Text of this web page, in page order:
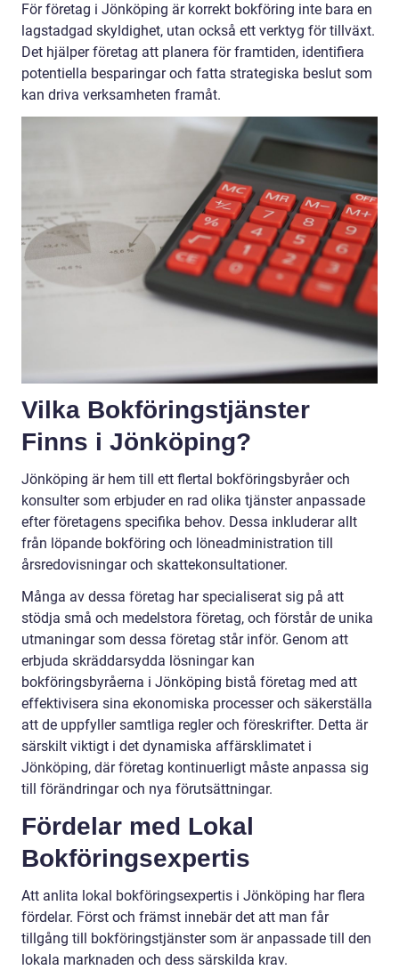
För företag i Jönköping är korrekt bokföring inte bara en
lagstadgad skyldighet, utan också ett verktyg för tillväxt.
Det hjälper företag att planera för framtiden, identifiera
potentiella besparingar och fatta strategiska beslut som
kan driva verksamheten framåt.
Vilka Bokföringstjänster
Finns i Jönköping?
Jönköping är hem till ett flertal bokföringsbyråer och
konsulter som erbjuder en rad olika tjänster anpassade
efter företagens specifika behov. Dessa inkluderar allt
från löpande bokföring och löneadministration till
årsredovisningar och skattekonsultationer.
Många av dessa företag har specialiserat sig på att
stödja små och medelstora företag, och förstår de unika
utmaningar som dessa företag står inför. Genom att
erbjuda skräddarsydda lösningar kan
bokföringsbyråerna i Jönköping bistå företag med att
effektivisera sina ekonomiska processer och säkerställa
att de uppfyller samtliga regler och föreskrifter. Detta är
särskilt viktigt i det dynamiska affärsklimatet i
Jönköping, där företag kontinuerligt måste anpassa sig
till förändringar och nya förutsättningar.
Fördelar med Lokal
Bokföringsexpertis
Att anlita lokal bokföringsexpertis i Jönköping har flera
fördelar. Först och främst innebär det att man får
tillgång till bokföringstjänster som är anpassade till den
lokala marknaden och dess särskilda krav.